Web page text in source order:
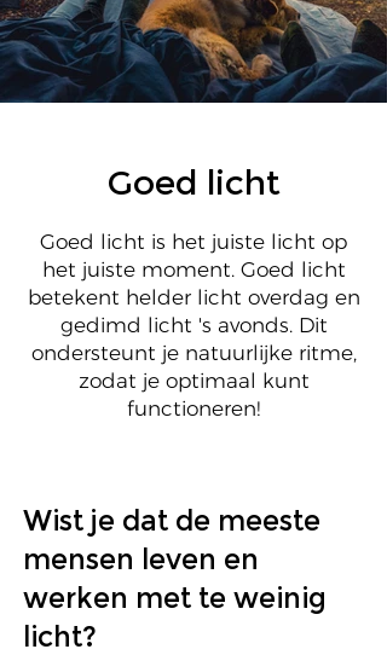
Goed licht
Goed licht is het juiste licht op
het juiste moment. Goed licht
betekent helder licht overdag en
gedimd licht 's avonds. Dit
ondersteunt je natuurlijke ritme,
zodat je optimaal kunt
functioneren!
Wist je dat de meeste
mensen leven en
werken met te weinig
licht?